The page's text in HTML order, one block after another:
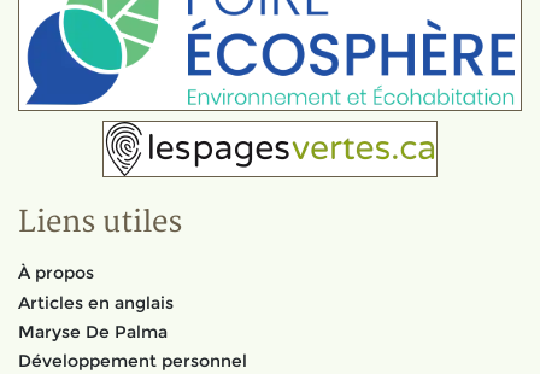
Liens utiles
À propos
Articles en anglais
Maryse De Palma
Développement personnel